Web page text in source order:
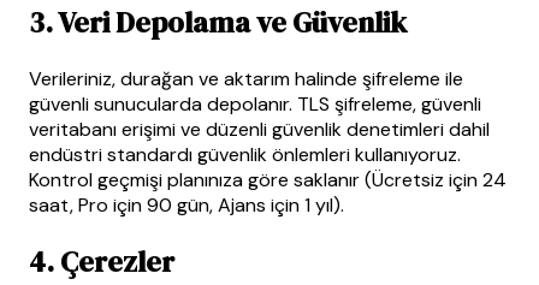
3. Veri Depolama ve Güvenlik
Verileriniz, durağan ve aktarım halinde şifreleme ile
güvenli sunucularda depolanır. TLS şifreleme, güvenli
veritabanı erişimi ve düzenli güvenlik denetimleri dahil
endüstri standardı güvenlik önlemleri kullanıyoruz.
Kontrol geçmişi planınıza göre saklanır (Ücretsiz için 24
saat, Pro için 90 gün, Ajans için 1 yıl).
4. Çerezler